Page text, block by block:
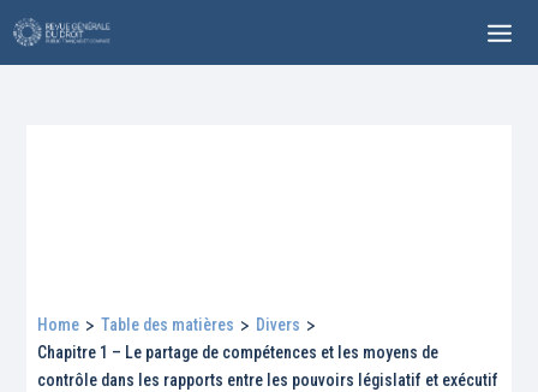
Home > Table des matières > Divers >
Chapitre 1 – Le partage de compétences et les moyens de
contrôle dans les rapports entre les pouvoirs législatif et exécutif